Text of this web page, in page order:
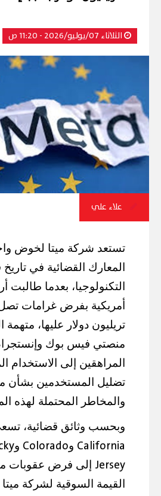
الثلاثاء 07/يوليو/2026 - 11:20 ص
علاء علي
تستعد شركة ميتا لخوض
المعارك القضائية في
التكنولوجيا، بعدما طالبت
تريليون دولار عليها،
منصتي فيس بوك
المراهقين إلى الاستخدام
تضليل المستخدمين بشأن
والمخاطر المحتملة لهذه
وبحسب وثائق قضائية،
California وColorado و
Jersey
إلى فرض عقوبات
القيمة السوقية لشركة